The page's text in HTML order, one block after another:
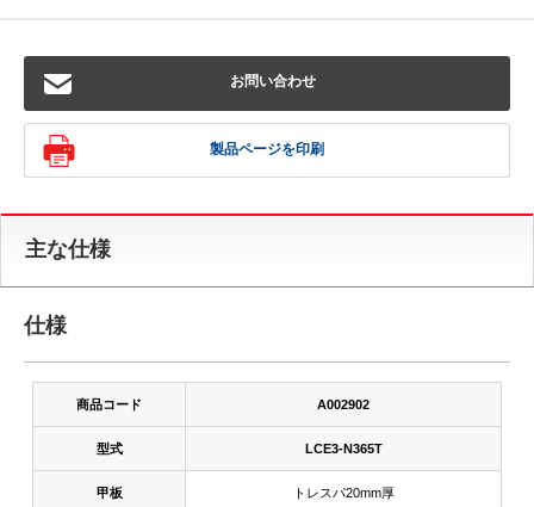
お問い合わせ
製品ページを印刷
主な仕様
仕様
商品コード A002902
型式 LCE3-N365T
甲板 トレスパ20mm厚